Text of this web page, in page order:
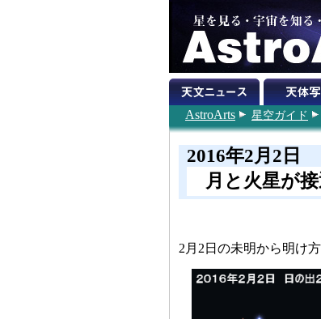
AstroArts 星空ガイド
2016年2月2日
月と火星が
2月2日の未明から明け